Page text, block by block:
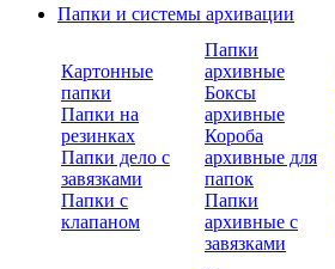
Папки и системы архивации
Картонные
папки
Папки на
резинках
Папки дело с
завязками
Папки с
клапаном
Папки
архивные
Боксы
архивные
Короба
архивные для
папок
Папки
архивные с
завязками